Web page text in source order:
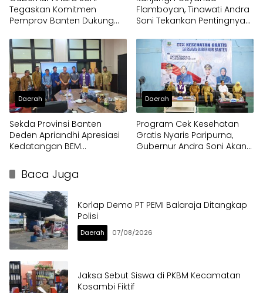
Tegaskan Komitmen
Pemprov Banten Dukung
Gratis
Flamboyan, Tinawati Andra
Soni Tekankan Pentingnya
Daerah
Sekda Provinsi Banten
Deden Apriandhi Apresiasi
Kedatangan BEM
Daerah
Program Cek Kesehatan
Gratis Nyaris Paripurna,
Gubernur Andra Soni Akan
Baca Juga
Korlap Demo PT PEMI Balaraja Ditangkap
Polisi
Daerah 07/08/2026
Jaksa Sebut Siswa di PKBM Kecamatan
Kosambi Fiktif